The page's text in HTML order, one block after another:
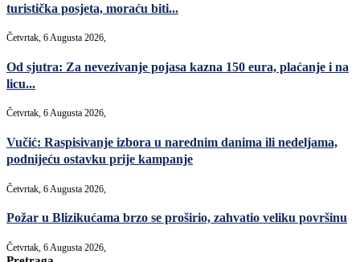
turistička posjeta, moraću biti...
Četvrtak, 6 Augusta 2026,
Od sjutra: Za nevezivanje pojasa kazna 150 eura, plaćanje i na
licu...
Četvrtak, 6 Augusta 2026,
Vučić: Raspisivanje izbora u narednim danima ili nedeljama,
podnijeću ostavku prije kampanje
Četvrtak, 6 Augusta 2026,
Požar u Blizikućama brzo se proširio, zahvatio veliku površinu
Četvrtak, 6 Augusta 2026,